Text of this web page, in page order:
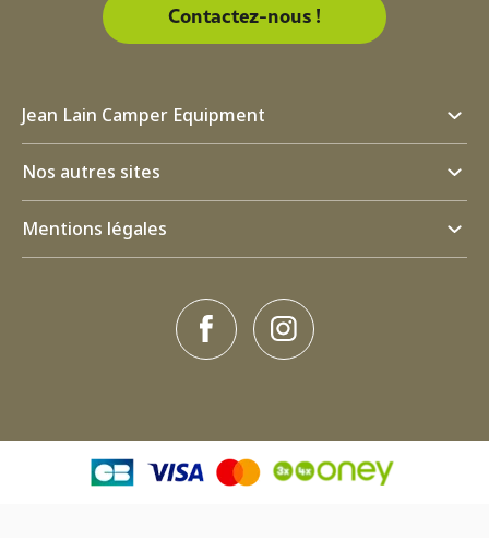
Contactez-nous !
Jean Lain Camper Equipment
Nos autres sites
Mentions légales